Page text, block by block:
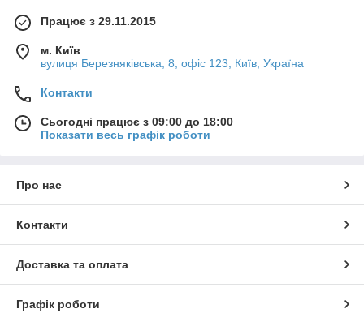
Працює з 29.11.2015
м. Київ
вулиця Березняківська, 8, офіс 123, Київ, Україна
Контакти
Сьогодні працює з 09:00 до 18:00
Показати весь графік роботи
Про нас
Контакти
Доставка та оплата
Графік роботи